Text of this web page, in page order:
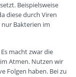
Beispielsweise
diese durch Viren
Bakterien im
macht zwar die
Atmen. Nutzen wir
Folgen haben. Bei zu